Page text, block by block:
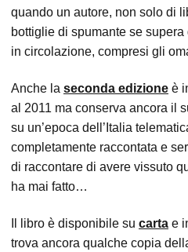
quando un autore, non solo di
bottiglie di spumante se
in circolazione, compresi gli
Anche la seconda edizione è
al 2011 ma conserva ancora il
su un’epoca dell’Italia
completamente raccontata e
di raccontare di avere vissuto
ha mai fatto…
Il libro è disponibile su carta e
trova ancora qualche copia